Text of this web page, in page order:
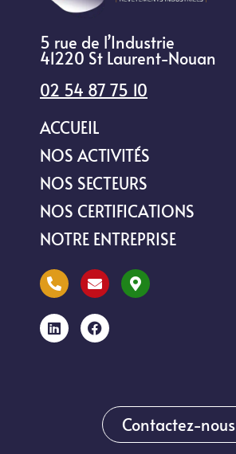
5 rue de l’Industrie
41220 St Laurent-Nouan
02 54 87 75 10
ACCUEIL
NOS ACTIVITÉS
NOS SECTEURS
NOS CERTIFICATIONS
NOTRE ENTREPRISE
Contactez-nous